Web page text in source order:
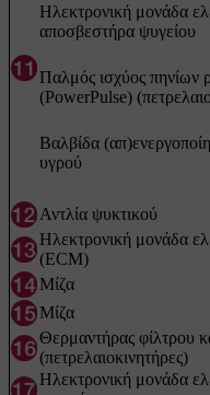
Ηλεκτρονική μονάδα
αποσβεστήρα ψυγείου
Παλμός ισχύος πηνίων
(PowerPulse)
Βαλβίδα
υγρού
Αντλία ψυκτικού
Ηλεκτρονική μονάδα
(ECM)
Μίζα
Μίζα
Θερμαντήρας φίλτρου
(πετρελαιοκινητήρες)
Ηλεκτρονική μονάδα